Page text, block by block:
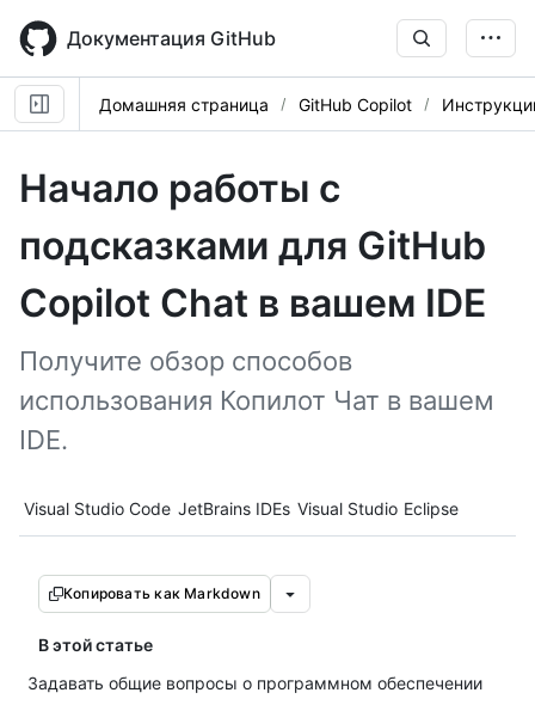
main
content
Документация GitHub
Домашняя страница GitHub Copilot
Начало работы с
подсказками для GitHub
Copilot Chat в вашем IDE
Получите обзор способов
использования Копилот Чат в вашем
IDE.
Tool navigation
Visual Studio Code JetBrains IDEs Visual Studio Eclipse
Копировать как Markdown
В этой статье
Задавать общие вопросы о программном обеспечении